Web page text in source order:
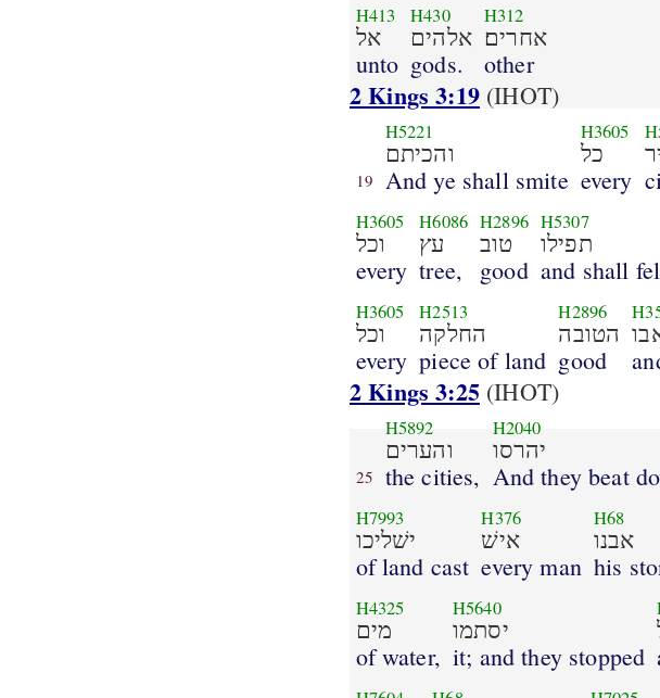
H413
אל
unto
H430
אלהים
gods.
H312
אחרים׃
other
2 Kings 3:19(IHOT)
19
H5221
והכיתם
And ye shall smite
H3605
כל
every
H3605
וכל
every
H6086
עץ
tree,
H2896
טוב
good
H5307
תפילו
and shall
H3605
וכל
every
H2513
החלקה
piece of land
H2896
הטובה
good
2 Kings 3:25(IHOT)
25
H5892
והערים
the cities,
H2040
יהרסו
And they beat
H7993
ישׁליכו
of land cast
H376
אישׁ
every man
H68
אבנו
his
H4325
מים
of water,
H5640
יסתמו
it; and they stopped